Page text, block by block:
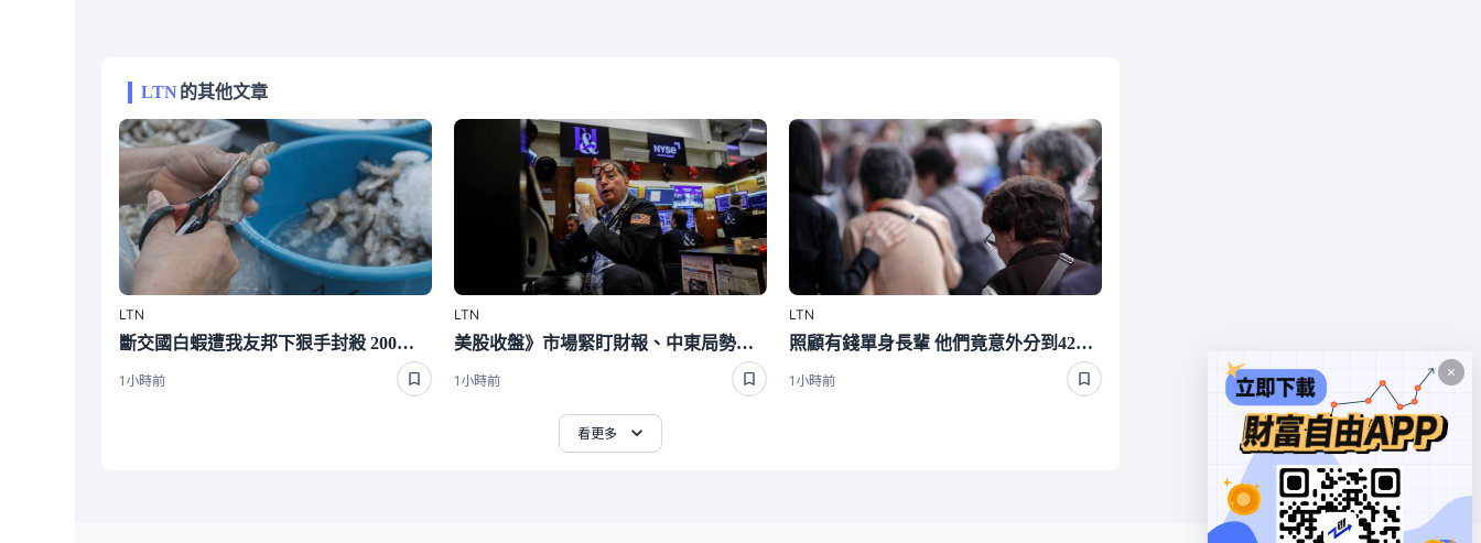
LTN的其他文章
LTN
斷交國白蝦遭我友邦下狠手封殺 200萬磅出口量全歸零嚇崩了
1小時前
LTN
美股收盤》市場緊盯財報、中東局勢！道瓊跌464點 台積電ADR漲逾1％
1小時前
LTN
照顧有錢單身長輩 他們竟意外分到4220萬遺產 背後真相曝光了
1小時前
看更多